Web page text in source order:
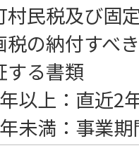
村民税及び固
税の納付すべ
する書類
以上：直近2
未満：事業期